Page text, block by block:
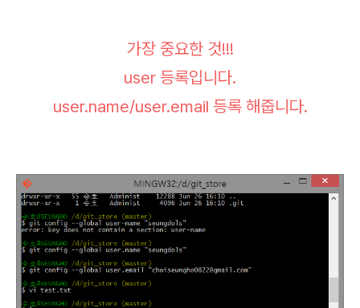
가장 중요한 것!!!
user 등록입니다.
user.name/user.email 등록 해줍니다.